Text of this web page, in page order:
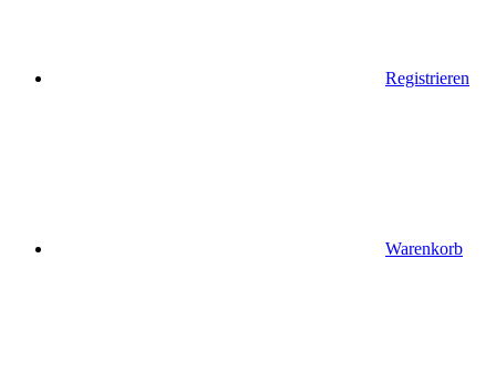
Registrieren
Warenkorb